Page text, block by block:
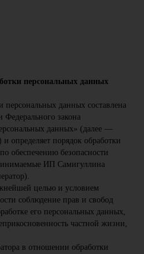
персональных данных
персональных данных составлена
Федерального закона
данных» (далее —
определяет порядок обработки
обеспечению безопасности
ИП Самигуллина
целью и условием
соблюдение прав и свобод
его персональных данных,
частной жизни,
в отношении обработки